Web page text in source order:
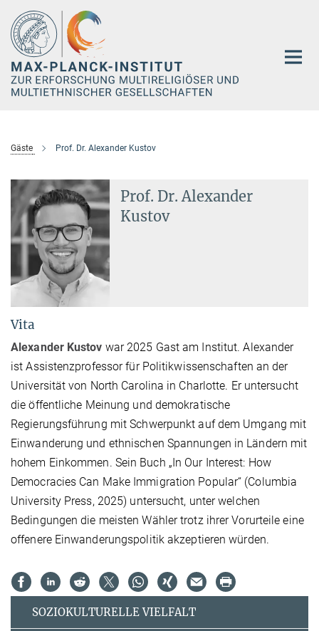
Hauptinhalt
Gäste Prof. Dr. Alexander Kustov
Prof. Dr. Alexander
Kustov
Vita
Alexander Kustov war 2025 Gast am Institut. Alexander
ist Assistenzprofessor für Politikwissenschaften an der
Universität von North Carolina in Charlotte. Er untersucht
die öffentliche Meinung und demokratische
Regierungsführung mit Schwerpunkt auf dem Umgang mit
Einwanderung und ethnischen Spannungen in Ländern mit
hohem Einkommen. Sein Buch „In Our Interest: How
Democracies Can Make Immigration Popular“ (Columbia
University Press, 2025) untersucht, unter welchen
Bedingungen die meisten Wähler trotz ihrer Vorurteile eine
offenere Einwanderungspolitik akzeptieren würden.
SOZIOKULTURELLE VIELFALT